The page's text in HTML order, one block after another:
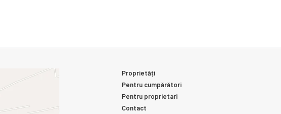
Proprietăți
Pentru cumpărători
Pentru proprietari
Contact